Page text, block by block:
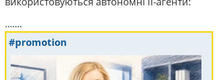
.......
#promotion